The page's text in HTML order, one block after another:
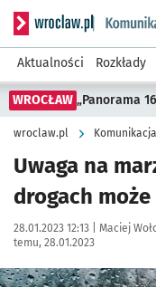
Serwis informacyjny
Aktualności Rozkłady
WROCŁAW „Panorama
wroclaw.pl Komunikacja
Uwaga na
drogach
Data publikacji:
28.01.2023 12:13 | Autor:
Maciej
temu, 28.01.2023
Kliknij, aby powiększyć